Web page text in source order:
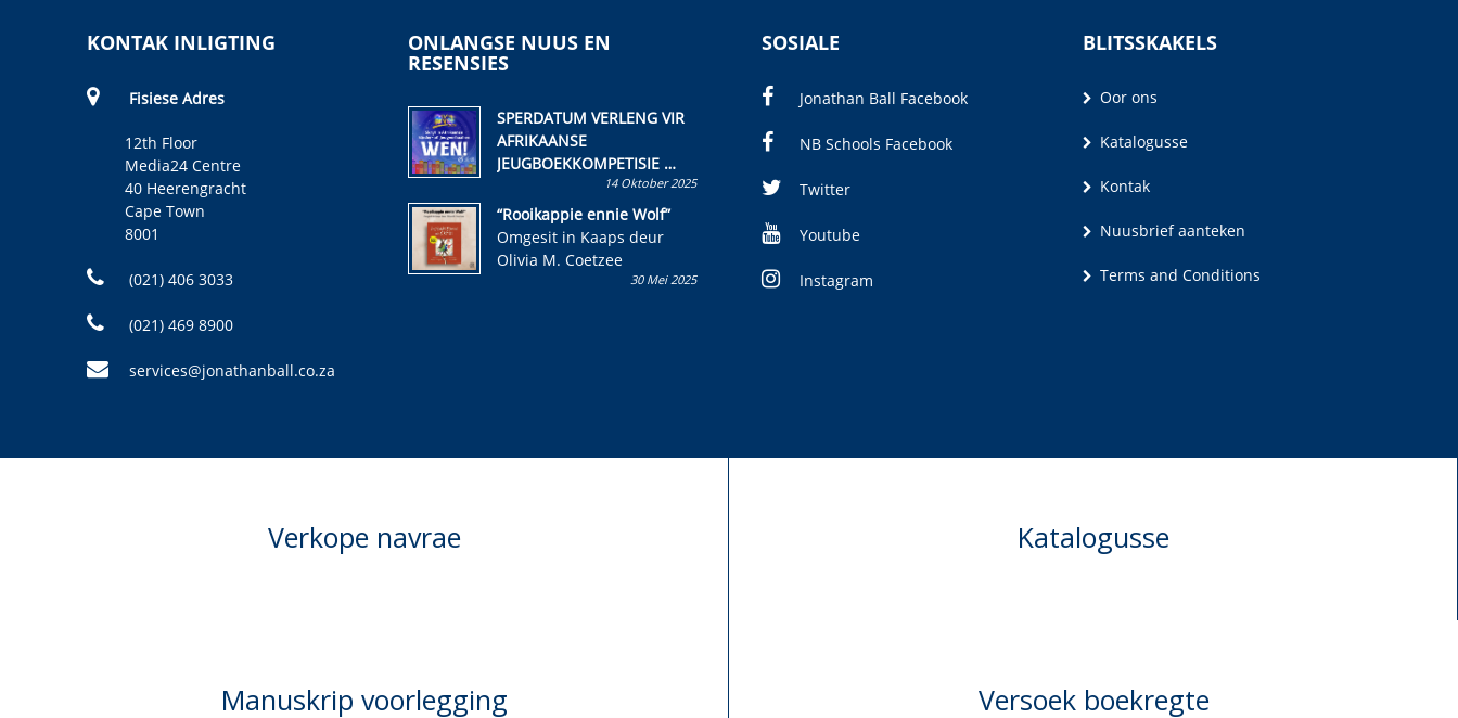
KONTAK INLIGTING
Fisiese Adres
12th Floor
Media24 Centre
40 Heerengracht
Cape Town
8001
(021) 406 3033
(021) 469 8900
services@jonathanball.co.za
ONLANGSE NUUS EN
RESENSIES
SPERDATUM VERLENG VIR
AFRIKAANSE
JEUGBOEKKOMPETISIE
Skryf ’n jeugboek of
kinderboek en staan ’n
kans om R50 000 te wen!
14 Oktober 2025
“Rooikappie ennie Wolf”
Omgesit in Kaaps deur
Olivia M. Coetzee
30 Mei 2025
SOSIALE
Jonathan Ball Facebook
NB Schools Facebook
Twitter
Youtube
Instagram
BLITSSKAKELS
Oor ons
Katalogusse
Kontak
Nuusbrief aanteken
Terms and Conditions
Verkope navrae Katalogusse
Manuskrip voorlegging Versoek boekregte